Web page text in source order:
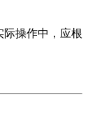
际操作中，应根